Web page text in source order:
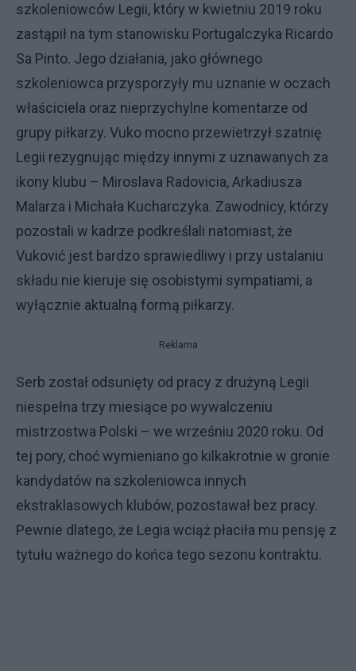
szkoleniowców Legii, który w kwietniu 2019 roku
zastąpił na tym stanowisku Portugalczyka Ricardo
Sa Pinto. Jego działania, jako głównego
szkoleniowca przysporzyły mu uznanie w oczach
właściciela oraz nieprzychylne komentarze od
grupy piłkarzy. Vuko mocno przewietrzył szatnię
Legii rezygnując między innymi z uznawanych za
ikony klubu – Miroslava Radovicia, Arkadiusza
Malarza i Michała Kucharczyka. Zawodnicy, którzy
pozostali w kadrze podkreślali natomiast, że
Vuković jest bardzo sprawiedliwy i przy ustalaniu
składu nie kieruje się osobistymi sympatiami, a
wyłącznie aktualną formą piłkarzy.
Reklama
Serb został odsunięty od pracy z drużyną Legii
niespełna trzy miesiące po wywalczeniu
mistrzostwa Polski – we wrześniu 2020 roku. Od
tej pory, choć wymieniano go kilkakrotnie w gronie
kandydatów na szkoleniowca innych
ekstraklasowych klubów, pozostawał bez pracy.
Pewnie dlatego, że Legia wciąż płaciła mu pensję z
tytułu ważnego do końca tego sezonu kontraktu.